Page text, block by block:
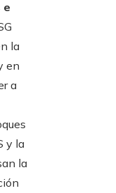
e
la
en
a
y la
la